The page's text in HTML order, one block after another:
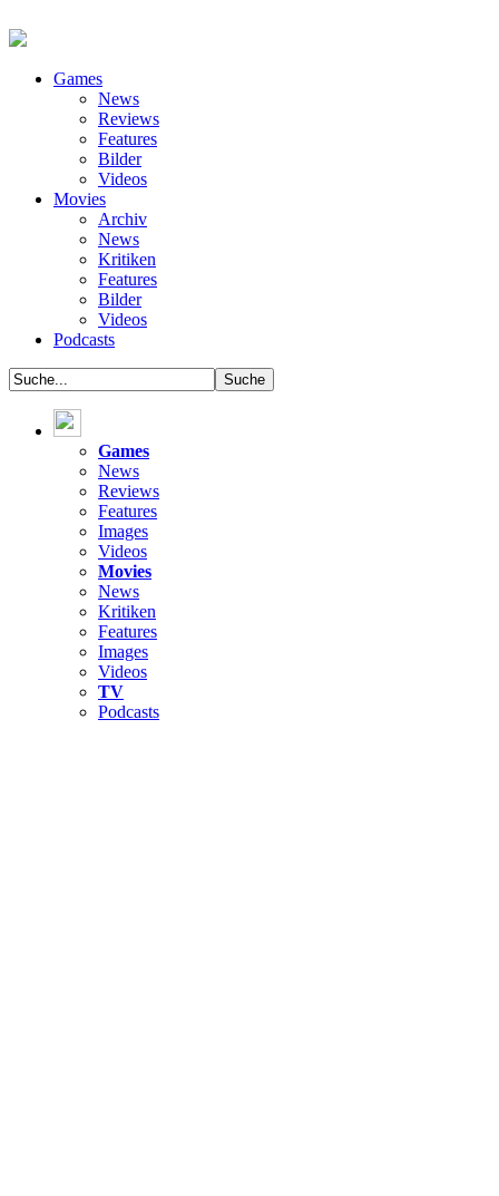
Games
News
Reviews
Features
Bilder
Videos
Movies
Archiv
News
Kritiken
Features
Bilder
Videos
Podcasts
Games
News
Reviews
Features
Images
Videos
Movies
News
Kritiken
Features
Images
Videos
TV
Podcasts